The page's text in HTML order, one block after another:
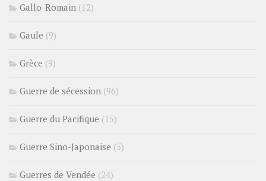
Gallo-Romain (12)
Gaule (9)
Grèce (9)
Guerre de sécession (96)
Guerre du Pacifique (15)
Guerre Sino-Japonaise (5)
Guerres de Vendée (24)